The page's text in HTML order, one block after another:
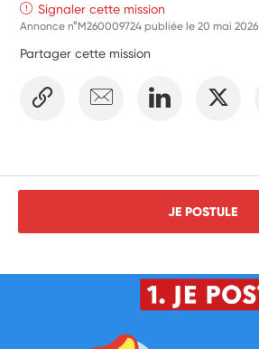
Signaler cette mission
Annonce n°M260009724 publiée le20 mai 2026
Partager cette mission
JE POSTULE